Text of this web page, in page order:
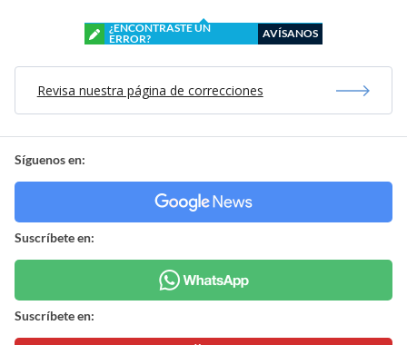
¿ENCONTRASTE UN
ERROR?
AVÍSANOS
Revisa nuestra página de correcciones
Síguenos en:
Suscríbete en:
Suscríbete en: